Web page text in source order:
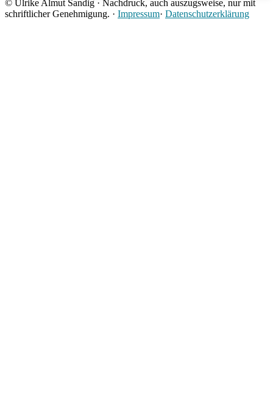
© Ulrike Almut Sandig · Nachdruck, auch auszugsweise, nur mit
schriftlicher Genehmigung. · Impressum· Datenschutzerklärung